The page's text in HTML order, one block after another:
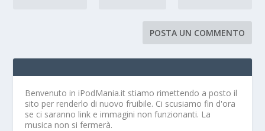
Benvenuto in iPodMania.it stiamo rimettendo a posto il
sito per renderlo di nuovo fruibile. Ci scusiamo fin d'ora
se ci saranno link e immagini non funzionanti. La
musica non si fermerà.